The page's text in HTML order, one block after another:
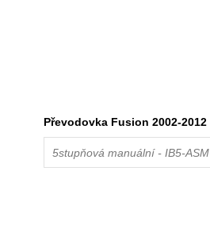
Převodovka Fusion 2002-2012
5stupňová manuální - IB5-ASM